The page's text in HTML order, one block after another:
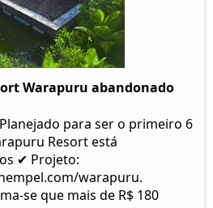
Warapuru abandonado
para ser o primeiro 6
Resort está
✔ Projeto:
warapuru.
se que mais de R$ 180